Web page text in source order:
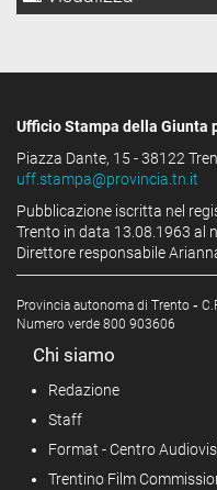
Ufficio Stampa della Giunta
Piazza Dante, 15 - 38122
uff.stampa@provincia.tn.it
Pubblicazione iscritta nel
Trento in data 13.08.1963 al
Direttore responsabile
Provincia autonoma di Trento -
Numero verde 800 903606
Chi siamo
Redazione
Staff
Format - Centro
Trentino Film